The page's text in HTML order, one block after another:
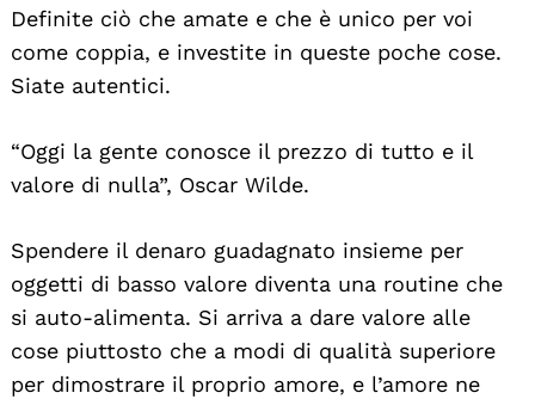
Definite ciò che amate e che è unico per voi
come coppia, e investite in queste poche cose.
Siate autentici.
“Oggi la gente conosce il prezzo di tutto e il
valore di nulla”, Oscar Wilde.
Spendere il denaro guadagnato insieme per
oggetti di basso valore diventa una routine che
si auto-alimenta. Si arriva a dare valore alle
cose piuttosto che a modi di qualità superiore
per dimostrare il proprio amore, e l’amore ne